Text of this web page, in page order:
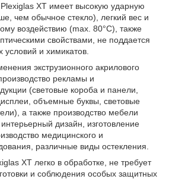
XT имеет высокую ударную
чем обычное стекло), легкий вес и
воздействию (max. 80°С), также
свойствами, не поддается
условий и химикатов.
экструзионного акрилового
рекламы и
(световые короба и панели,
объемные буквы, световые
а также производство мебели
дизайн, изготовление
медицинского и
различные виды остекления.
XT легко в обработке, не требует
и соблюдения особых защитных